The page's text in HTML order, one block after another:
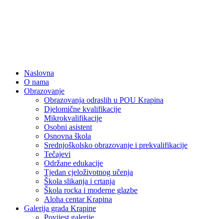
Naslovna
O nama
Obrazovanje
Obrazovanja odraslih u POU Krapina
Djelomične kvalifikacije
Mikrokvalifikacije
Osobni asistent
Osnovna škola
Srednjoškolsko obrazovanje i prekvalifikacije
Tečajevi
Održane edukacije
Tjedan cjeloživotnog učenja
Škola slikanja i crtanja
Škola rocka i moderne glazbe
Aloha centar Krapina
Galerija grada Krapine
Povijest galerije